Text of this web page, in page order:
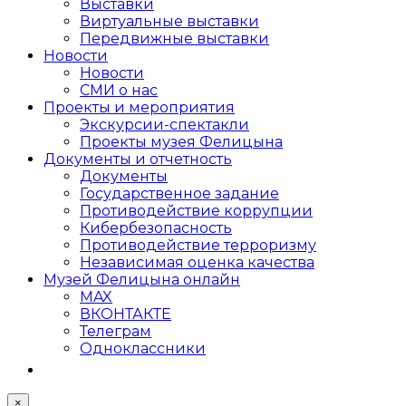
Выставки
Виртуальные выставки
Передвижные выставки
Новости
Новости
СМИ о нас
Проекты и мероприятия
Экскурсии-спектакли
Проекты музея Фелицына
Документы и отчетность
Документы
Государственное задание
Противодействие коррупции
Кибер­безопасность
Противодействие терроризму
Независимая оценка качества
Музей Фелицына онлайн
MAX
ВКОНТАКТЕ
Телеграм
Одноклассники
×